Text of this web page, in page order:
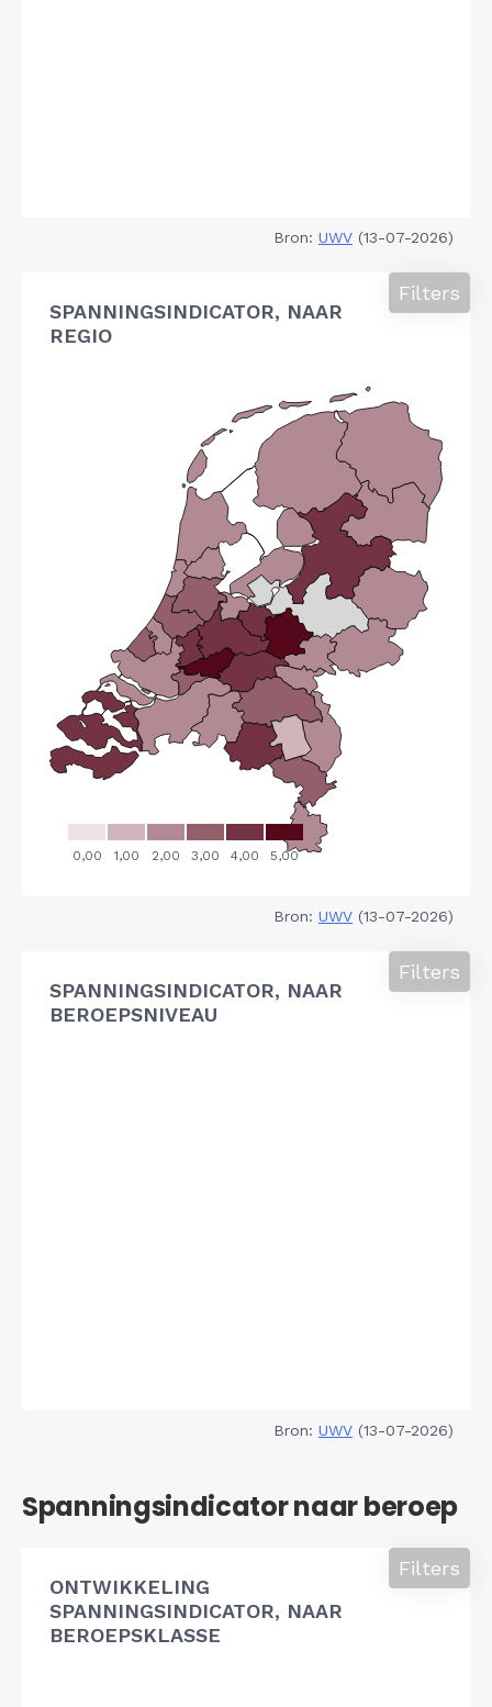
Bron: UWV (13-07-2026)
SPANNINGSINDICATOR, NAAR
REGIO
Filters
Bron: UWV (13-07-2026)
SPANNINGSINDICATOR, NAAR
BEROEPSNIVEAU
Filters
Bron: UWV (13-07-2026)
Spanningsindicator naar beroep
ONTWIKKELING
SPANNINGSINDICATOR, NAAR
BEROEPSKLASSE
Filters